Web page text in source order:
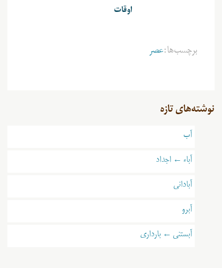
اوقات
برچسب‌ها:عصر
نوشته‌های تازه
آب
آباء ← اجداد
آبادانی
آبرو
آبستنی ← بارداری